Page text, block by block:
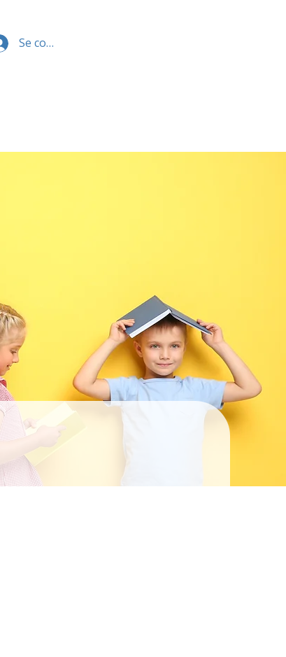
Se connecter